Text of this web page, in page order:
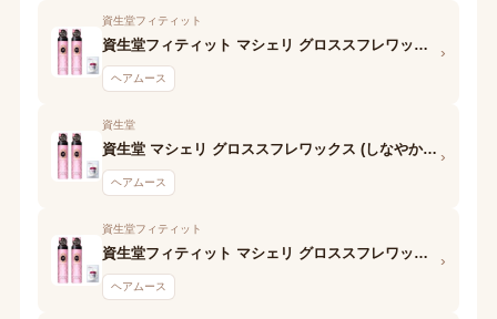
資生堂フィティット
資生堂フィティット マシェリ グロススフレワックス (ふわふわウエーブ) EX
ヘアムース
›
資生堂
資生堂 マシェリ グロススフレワックス (しなやかストレート)N
ヘアムース
›
資生堂フィティット
資生堂フィティット マシェリ グロススフレワックス (しなやかストレート) EX
ヘアムース
›